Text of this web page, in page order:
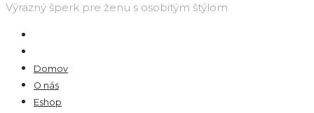
Výrazný šperk pre ženu s osobitým štýlom
Domov
O nás
Eshop